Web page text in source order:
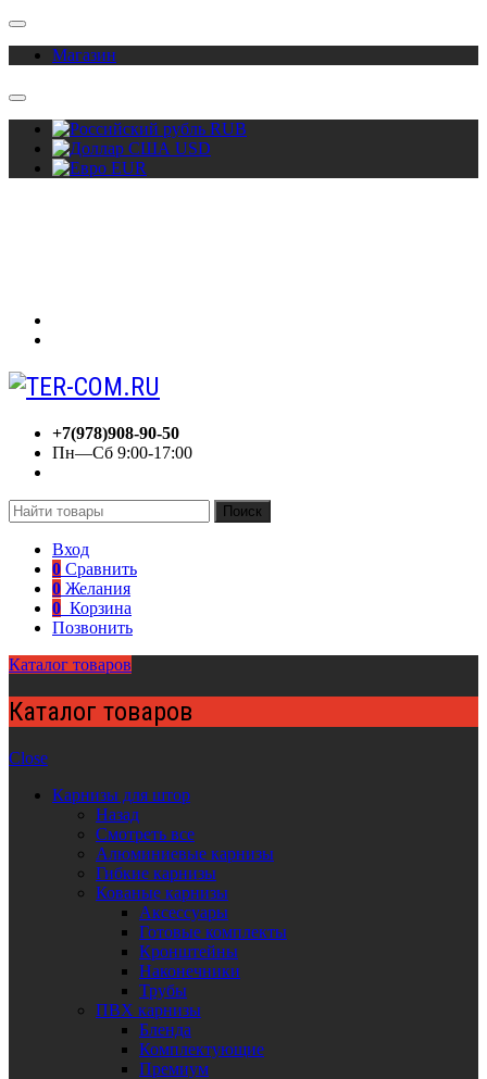
Магазин
RUB
USD
EUR
+7(978)908-90-50
Пн—Сб 9:00-17:00
Поиск
Вход
0 Сравнить
0 Желания
0 Корзина
Позвонить
Каталог товаров
Каталог товаров
Close
Карнизы для штор
Назад
Смотреть все
Алюминиевые карнизы
Гибкие карнизы
Кованые карнизы
Аксессуары
Готовые комплекты
Кронштейны
Наконечники
Трубы
ПВХ карнизы
Бленда
Комплектующие
Премиум